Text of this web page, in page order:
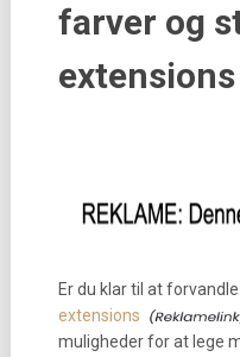
farver og
extensions
Er du klar til at
extensions
muligheder for at lege